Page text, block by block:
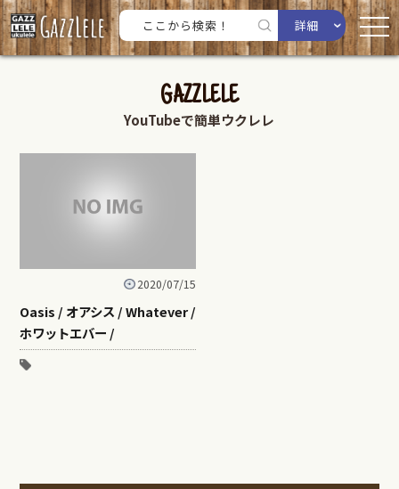
詳細
GAZZLELE
YouTubeで簡単ウクレレ
2020/07/15
Oasis / オアシス / Whatever /
ホワットエバー /